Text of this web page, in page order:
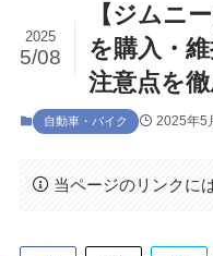
【ジムニ
を購入・
注意点を徹
2025
5/08
自動車・バイク 2025年5
当ページのリンクに